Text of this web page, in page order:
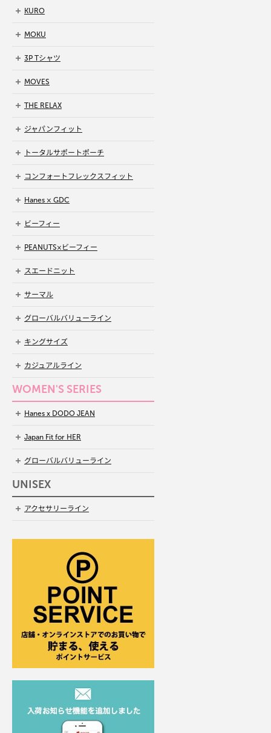
KURO
MOKU
3P Tシャツ
MOVES
THE RELAX
ジャパンフィット
トータルサポートポーチ
コンフォートフレックスフィット
Hanes × GDC
ビーフィー
PEANUTS×ビーフィー
スエードニット
サーマル
グローバルバリューライン
キングサイズ
カジュアルライン
WOMEN'S SERIES
Hanes x DODO JEAN
Japan Fit for HER
グローバルバリューライン
UNISEX
アクセサリーライン